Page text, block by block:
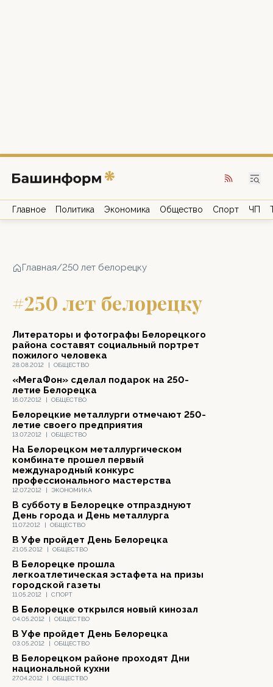
Главное Политика Экономика Общество Спорт ЧП
Главная/250 лет белорецку
#250 лет белорецку
28.08.2012 | ОБЩЕСТВО
Литераторы и фотографы Белорецкого
района составят социальный портрет
пожилого человека
16.07.2012 | ОБЩЕСТВО
«МегаФон» сделал подарок на 250-
летие Белорецка
13.07.2012 | ОБЩЕСТВО
Белорецкие металлурги отмечают 250-
летие своего предприятия
12.07.2012 | ЭКОНОМИКА
На Белорецком металлургическом
комбинате прошел первый
международный конкурс
профессионального мастерства
11.07.2012 | ОБЩЕСТВО
В субботу в Белорецке отпразднуют
День города и День металлурга
21.05.2012 | ОБЩЕСТВО
В Уфе пройдет День Белорецка
11.05.2012 | СПОРТ
В Белорецке прошла
легкоатлетическая эстафета на призы
городской газеты
04.05.2012 | ОБЩЕСТВО
В Белорецке открылся новый кинозал
03.05.2012 | ОБЩЕСТВО
В Уфе пройдет День Белорецка
27.04.2012 | ОБЩЕСТВО
В Белорецком районе проходят Дни
национальной кухни